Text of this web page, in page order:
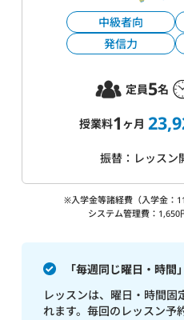
中級者向
発信力
定員5名
授業料1 ヶ月
振替：レッスン
※入学金等諸経費（入学金
システム管理費：
「毎週同じ曜日・時
レッスンは、曜日・時間固
れます。毎回のレッスン予